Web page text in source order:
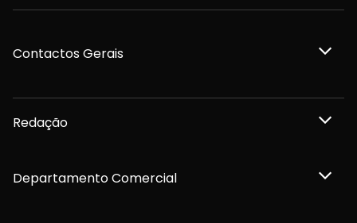
Contactos Gerais
Redação
Departamento Comercial